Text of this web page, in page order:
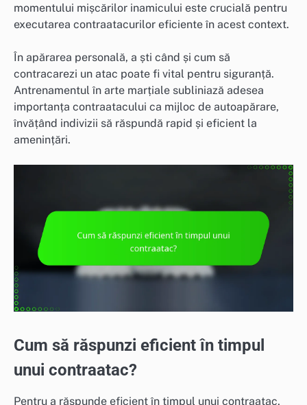
momentului mișcărilor inamicului este crucială pentru
executarea contraatacurilor eficiente în acest context.
În apărarea personală, a ști când și cum să
contracarezi un atac poate fi vital pentru siguranță.
Antrenamentul în arte marțiale subliniază adesea
importanța contraatacului ca mijloc de autoapărare,
învățând indivizii să răspundă rapid și eficient la
amenințări.
Cum să răspunzi eficient în timpul
unui contraatac?
Pentru a răspunde eficient în timpul unui contraatac,